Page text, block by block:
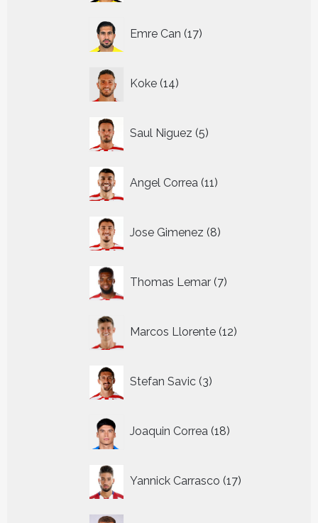
Emre Can 17
producten
Koke 14
producten
Saul Niguez 5
producten
Angel Correa 11
producten
Jose Gimenez 8
producten
Thomas Lemar 7
producten
Marcos Llorente 12
producten
Stefan Savic 3
producten
Joaquin Correa 18
producten
Yannick Carrasco 17
producten